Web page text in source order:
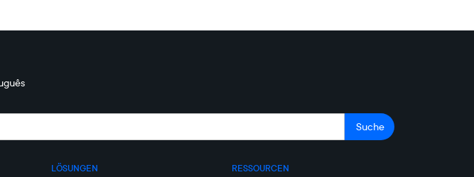
LÖSUNGEN RESSOURCEN